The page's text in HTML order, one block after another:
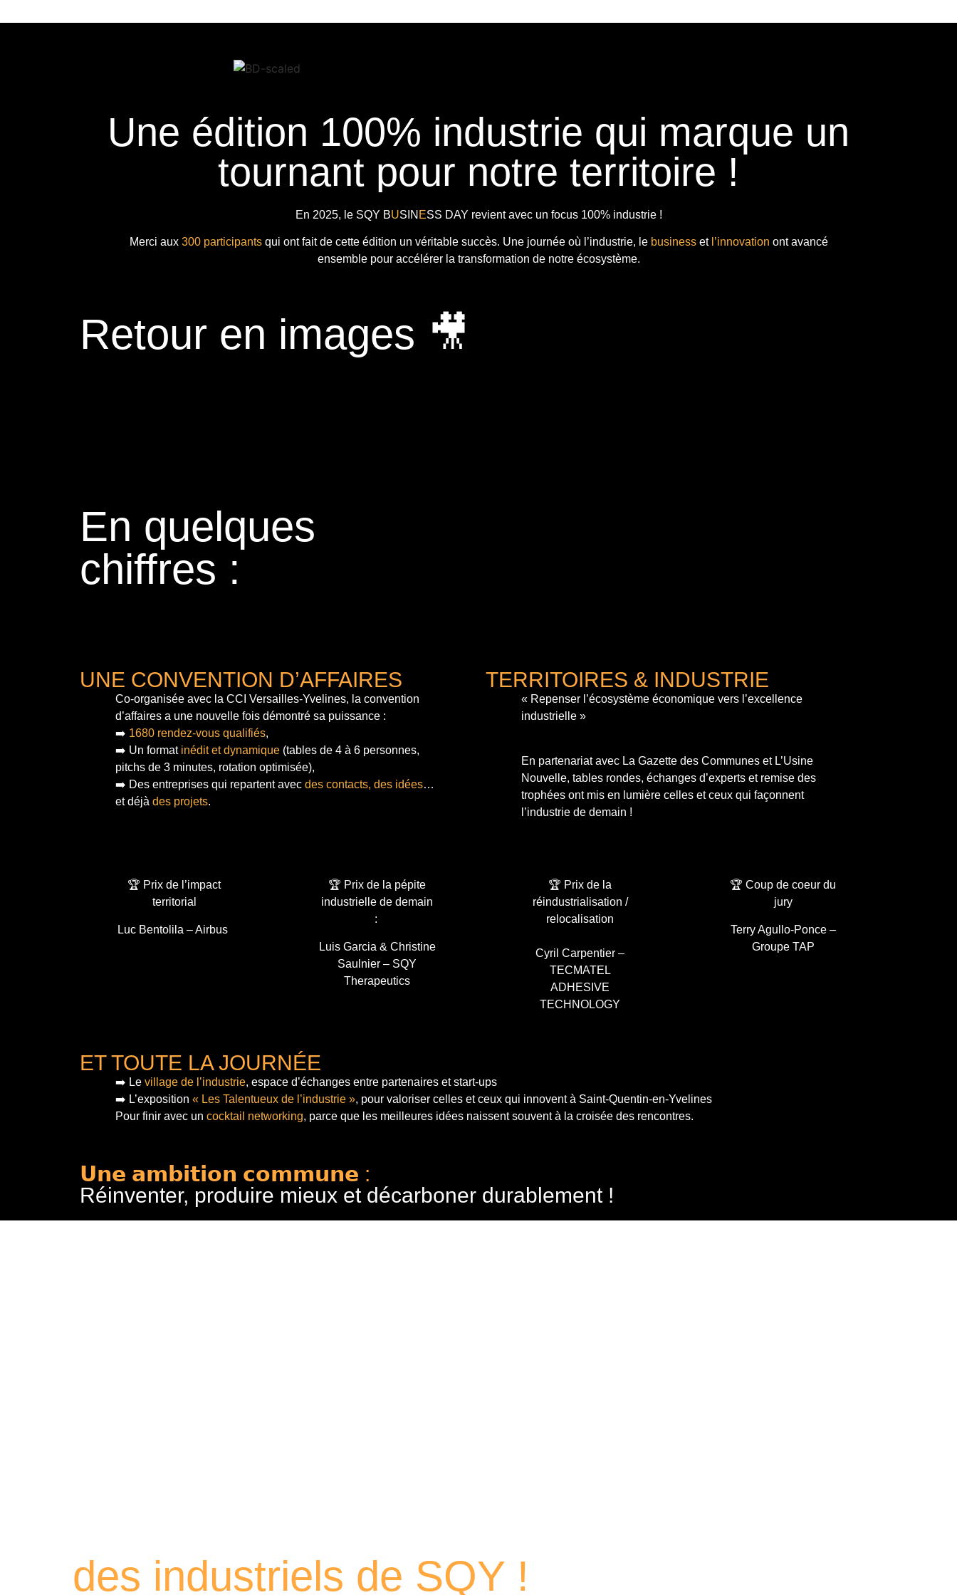
Une édition 100% industrie qui marque un
tournant pour notre territoire !
En 2025, le SQY BUSIN ESS DAY revient avec un focus 100% industrie !
Merci aux 300 participantsqui ont fait de cette édition un véritable succès. Une journée où l’industrie, le businesset l’innovation ont avancé
ensemble pour accélérer la transformation de notre écosystème.
Retour en images 🎥
En quelques
chiffres :
UNE CONVENTION D’AFFAIRES
Co-organisée avec la CCI Versailles-Yvelines, la convention
d’affaires a une nouvelle fois démontré sa puissance :
➡️ 1680 rendez-vous qualifiés,
➡️ Un format inédit et dynamique (tables de 4 à 6 personnes,
pitchs de 3 minutes, rotation optimisée),
➡️ Des entreprises qui repartent avec des contacts, des idées…
et déjà des projets.
TERRITOIRES & INDUSTRIE
« Repenser l’écosystème économique vers l’excellence
industrielle »
En partenariat avec La Gazette des Communes et L’Usine
Nouvelle, tables rondes, échanges d’experts et remise des
trophées ont mis en lumière celles et ceux qui façonnent
l’industrie de demain !
🏆 Prix de l’impact
territorial
Luc Bentolila – Airbus
🏆 Prix de la pépite
industrielle de demain
:
Luis Garcia & Christine
Saulnier – SQY
Therapeutics
🏆 Prix de la
réindustrialisation /
relocalisation
Cyril Carpentier –
TECMATEL
ADHESIVE
TECHNOLOGY
🏆 Coup de coeur du
jury
Terry Agullo-Ponce –
Groupe TAP
ET TOUTE LA JOURNÉE
➡️ Le village de l’industrie, espace d’échanges entre partenaires et start-ups
➡️ L’exposition « Les Talentueux de l’industrie », pour valoriser celles et ceux qui innovent à Saint-Quentin-en-Yvelines
Pour finir avec un cocktail networking, parce que les meilleures idées naissent souvent à la croisée des rencontres.
𝗨𝗻𝗲 𝗮𝗺𝗯𝗶𝘁𝗶𝗼𝗻 𝗰𝗼𝗺𝗺𝘂𝗻𝗲 :
Réinventer, produire mieux et décarboner durablement !
des industriels de SQY !